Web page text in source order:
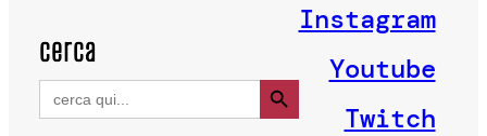
cerca
Search
for:
Search Button
Instagram
Youtube
Twitch